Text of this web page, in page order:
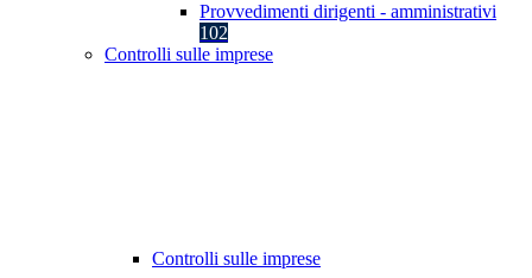
Provvedimenti dirigenti - amministrativi
102
Controlli sulle imprese
Controlli sulle imprese